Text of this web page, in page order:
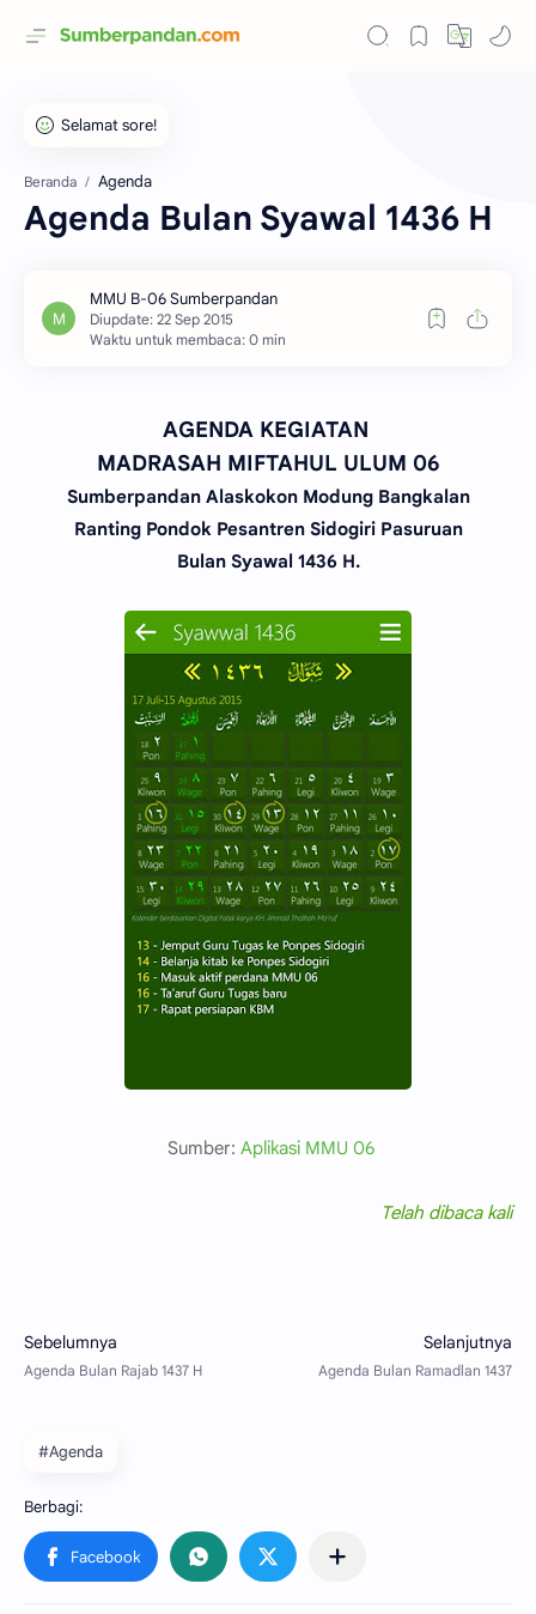
Beranda Agenda
Agenda Bulan Syawal 1436 H
Waktu untuk membaca: 0 min
AGENDA KEGIATAN
MADRASAH MIFTAHUL ULUM 06
Sumberpandan Alaskokon Modung Bangkalan
Ranting Pondok Pesantren Sidogiri Pasuruan
Bulan Syawal 1436 H.
Sumber: Aplikasi MMU 06
Telah dibaca kali
#Agenda